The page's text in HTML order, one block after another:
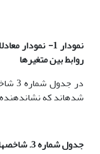
نمودار 1-
روابط بین متغیرها
در جدول شماره 3 شاخص
شدهاند که نشان
جدول شماره 3. شاخص